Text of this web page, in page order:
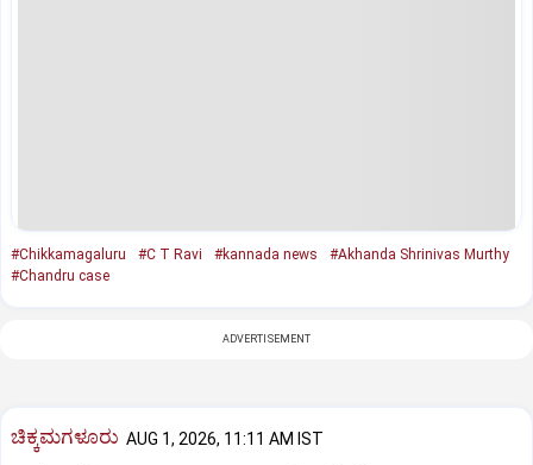
#Chikkamagaluru #C T Ravi #kannada news
#Akhanda Shrinivas Murthy
#Chandru case
ADVERTISEMENT
ಚಿಕ್ಕಮಗಳೂರು AUG 1, 2026, 11:11 AM IST